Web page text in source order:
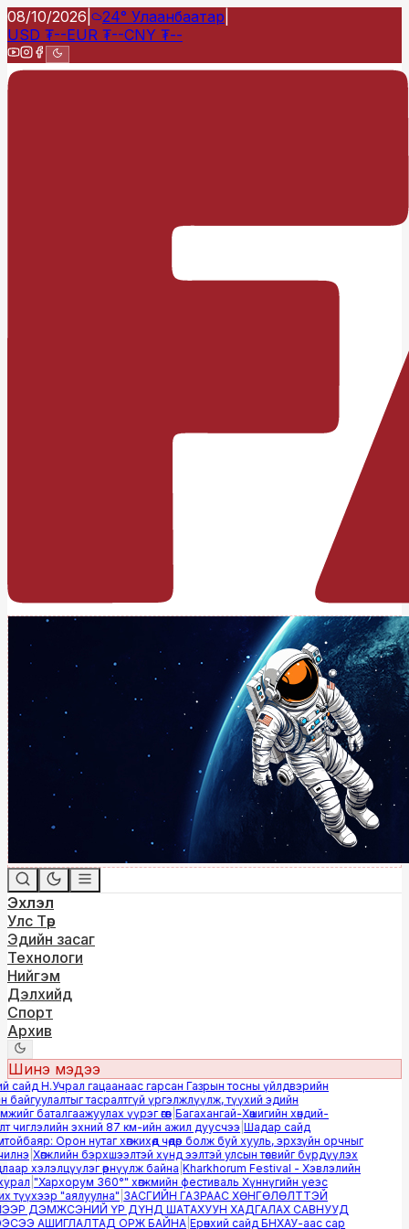
08/10/2026 24° Улаанбаатар
USD ₮--EUR ₮--CNY ₮--
Эхлэл
Улс Төр
Эдийн засаг
Технологи
Нийгэм
Дэлхийд
Спорт
Архив
Шинэ мэдээ
сайд Н.Учрал гацаанаас гарсан Газрын тосны үйлдвэрийн
тасралтгүй үргэлжлүүлж, түүхий эдийн
баталгаажуулах үүрэг өгөв|Багахангай-Хөшигийн хөндий-
эхний 87 км-ийн ажил дуусчээ|Шадар сайд
Орон нутаг хөгжихөд чөдөр болж буй хууль, эрхзүйн орчныг
|Хөгжлийн бэрхшээлтэй хүнд ээлтэй улсын төсвийг бүрдүүлэх
хэлэлцүүлэг өрнүүлж байна|Kharkhorum Festival - Хэвлэлийн
|"Хархорум 360°" хөгжмийн фестиваль Хүннүгийн үеэс
"аялуулна"|ЗАСГИЙН ГАЗРААС ХӨНГӨЛӨЛТТЭЙ
ДЭМЖСЭНИЙ ҮР ДҮНД ШАТАХУУН ХАДГАЛАХ САВНУУД
АШИГЛАЛТАД ОРЖ БАЙНА|Ерөнхий сайд БНХАУ-аас сар